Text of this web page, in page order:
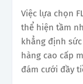
Việc lựa chọn
thể hiện tầm
khẳng định
hàng cao cấp
đám cưới đầy